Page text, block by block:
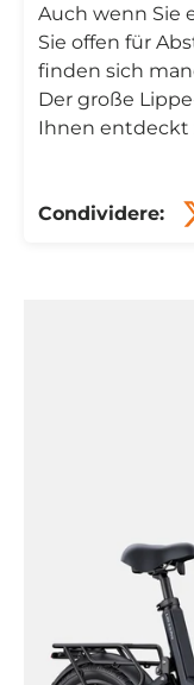
Auch wenn Sie
Sie offen für
finden sich
Der große
Ihnen entdeckt
Condividere: